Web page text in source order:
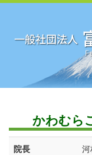
かわむら
院長